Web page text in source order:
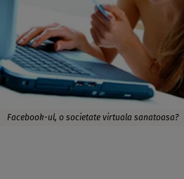
Facebook-ul, o societate virtuala sanatoasa?